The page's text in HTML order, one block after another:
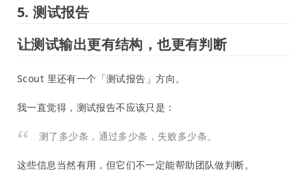
5. 测试报告
让测试输出更有结构，也更有判断
Scout 里还有一个「测试报告」方向。
我一直觉得，测试报告不应该只是：
测了多少条，通过多少条，失败多少条。
这些信息当然有用，但它们不一定能帮助团队做判断。